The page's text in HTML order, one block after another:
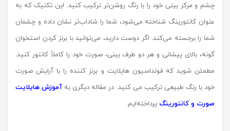
چشم و مرکز بینی خود را با رنگ روشن‌تر ترکیب کنید. این تکنیک که به
عنوان کانتورینگ شناخته می‌شود، شما را شاداب‌تر نشان داده و چشمان
شما را برجسته می‌کند. اگر دوست دارید، می‌توانید با برنز کردن استخوان
گونه، بالای پیشانی و هر دو طرف بینی، صورت خود را کاملاً کانتور کنید.
مطمئن شوید که فونداسیون هایلایت و برنز کننده را با آرایش صورت
خود با رنگ طبیعی ترکیب می کنید. در مقاله دیگری به آموزش هایلایت
صورت و کانتورینگ پرداخته‌ایم.